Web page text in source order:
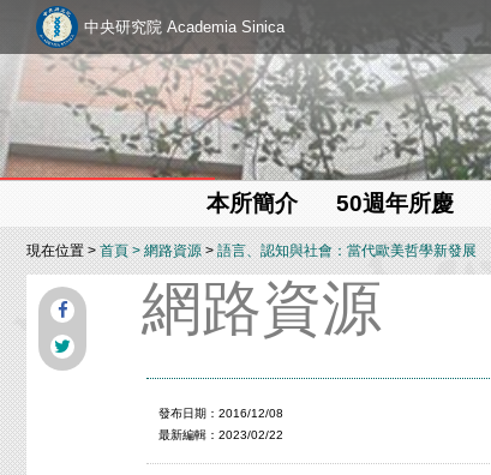
中央研究院 Academia Sinica
本所簡介 50週年所慶
現在位置 >首頁 >網路資源>語言、認知與社會：當代歐美哲學新發展
網路資源
發布日期：2016/12/08
最新編輯：2023/02/22